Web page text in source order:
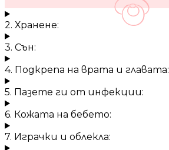
2. Хранене:
3. Сън:
4. Подкрепа на врата и главата:
5. Пазете ги от инфекции:
6. Кожата на бебето:
7. Играчки и облекла: